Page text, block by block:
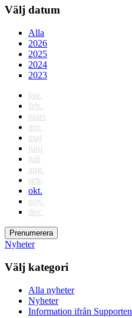
Välj datum
Alla
2026
2025
2024
2023
jan.
feb.
mars
apr.
maj
juni
juli
aug.
sep.
okt.
nov.
dec.
Prenumerera
Nyheter
Välj kategori
Alla nyheter
Nyheter
Information ifrån Supporten